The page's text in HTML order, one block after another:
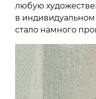
любую
в
стало намного